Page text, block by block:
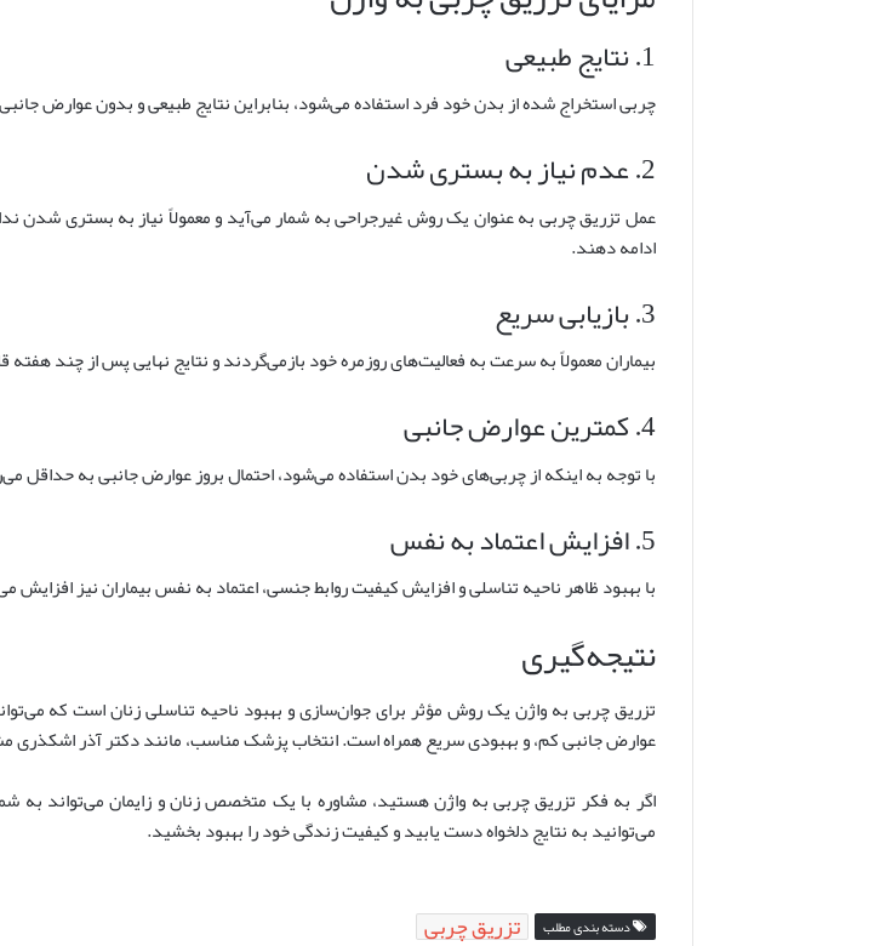
1. نتایج طبیعی
چربی استخراج شده از بدن خود فرد استفاده می‌شود، بنابراین نتایج طبیعی و بدون عوارض
2. عدم نیاز به بستری شدن
عمل تزریق چربی به عنوان یک روش غیرجراحی به شمار می‌آید و معمولاً نیاز به بستری شدن
ادامه دهند.
3. بازیابی سریع
بیماران معمولاً به سرعت به فعالیت‌های روزمره خود بازمی‌گردند و نتایج نهایی پس از چند
4. کمترین عوارض جانبی
با توجه به اینکه از چربی‌های خود بدن استفاده می‌شود، احتمال بروز عوارض جانبی به
5. افزایش اعتماد به نفس
با بهبود ظاهر ناحیه تناسلی و افزایش کیفیت روابط جنسی، اعتماد به نفس بیماران نیز افزایش
نتیجه‌گیری
تزریق چربی به واژن یک روش مؤثر برای جوان‌سازی و بهبود ناحیه تناسلی زنان است که
عوارض جانبی کم، و بهبودی سریع همراه است. انتخاب پزشک مناسب، مانند دکتر آذر اشکذری
اگر به فکر تزریق چربی به واژن هستید، مشاوره با یک متخصص زنان و زایمان می‌تواند
می‌توانید به نتایج دلخواه دست یابید و کیفیت زندگی خود را بهبود بخشید.
دسته بندی مطلب تزریق چربی